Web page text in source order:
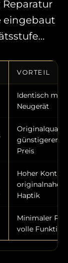
eingebaut
ist sie
VORTEIL
Identisch mit
Neugerät
günstigerer
Preis
Hoher
originalnahe
Haptik
Minimaler
volle Funktion